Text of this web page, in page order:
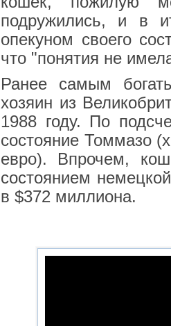
подружились, и в
опекуном своего
что "понятия не
Ранее самым
хозяин из
1988 году. По
состояние Томмазо
евро). Впрочем,
состоянием
в $372 миллиона.